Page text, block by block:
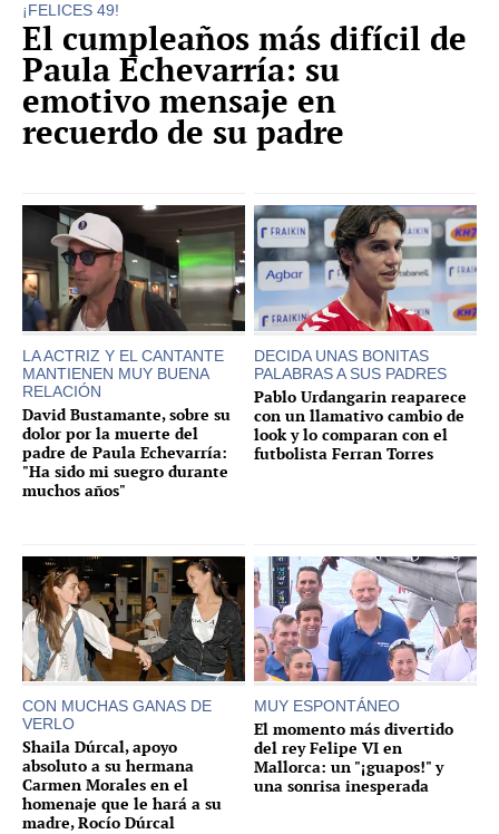
¡FELICES 49!
El cumpleaños más difícil de
Paula Echevarría: su
emotivo mensaje en
recuerdo de su padre
LA ACTRIZ Y EL CANTANTE
MANTIENEN MUY BUENA
RELACIÓN
David Bustamante, sobre su
dolor por la muerte del
padre de Paula Echevarría:
"Ha sido mi suegro durante
muchos años"
DECIDA UNAS BONITAS
PALABRAS A SUS PADRES
Pablo Urdangarin reaparece
con un llamativo cambio de
look y lo comparan con el
futbolista Ferran Torres
CON MUCHAS GANAS DE
VERLO
Shaila Dúrcal, apoyo
absoluto a su hermana
Carmen Morales en el
homenaje que le hará a su
madre, Rocío Dúrcal
MUY ESPONTÁNEO
El momento más divertido
del rey Felipe VI en
Mallorca: un "¡guapos!" y
una sonrisa inesperada